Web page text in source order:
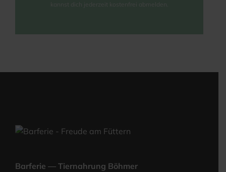
kannst dich jeder­zeit kos­ten­frei abmelden.
Bar­fe­rie — Tier­nah­rung Böhmer